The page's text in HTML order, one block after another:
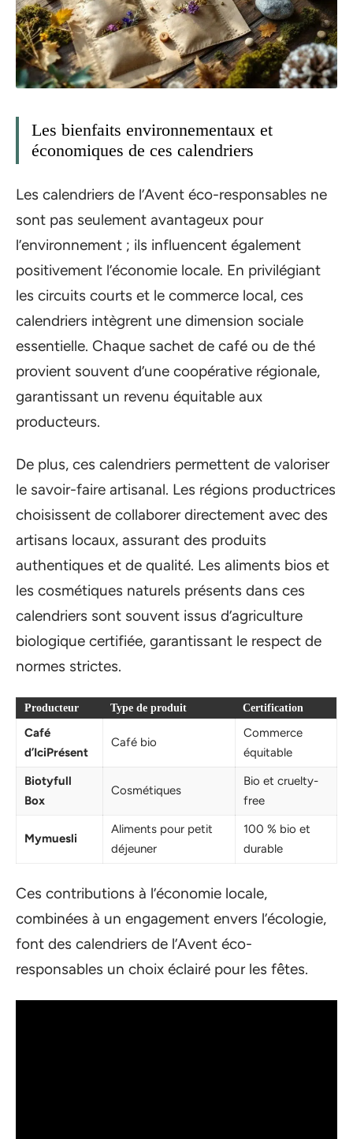
Les bienfaits environnementaux et
économiques de ces calendriers
Les calendriers de l’Avent éco-responsables ne
sont pas seulement avantageux pour
l’environnement ; ils influencent également
positivement l’économie locale. En privilégiant
les circuits courts et le commerce local, ces
calendriers intègrent une dimension sociale
essentielle. Chaque sachet de café ou de thé
provient souvent d’une coopérative régionale,
garantissant un revenu équitable aux
producteurs.
De plus, ces calendriers permettent de valoriser
le savoir-faire artisanal. Les régions productrices
choisissent de collaborer directement avec des
artisans locaux, assurant des produits
authentiques et de qualité. Les aliments bios et
les cosmétiques naturels présents dans ces
calendriers sont souvent issus d’agriculture
biologique certifiée, garantissant le respect de
normes strictes.
Producteur Type de produit Certification
Café
d’IciPrésent
Café bio
Commerce
équitable
Biotyfull
Box
Cosmétiques
Bio et cruelty-
free
Mymuesli
Aliments pour petit
déjeuner
100 % bio et
durable
Ces contributions à l’économie locale,
combinées à un engagement envers l’écologie,
font des calendriers de l’Avent éco-
responsables un choix éclairé pour les fêtes.